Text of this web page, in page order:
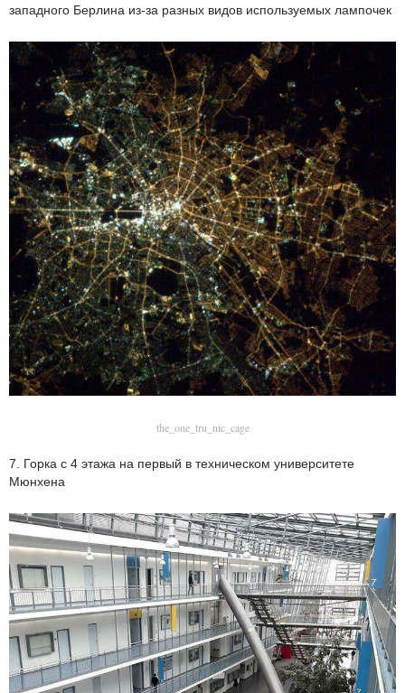
западного Берлина из-за разных видов используемых лампочек
the_one_tru_nic_cage
7. Горка с 4 этажа на первый в техническом университете
Мюнхена